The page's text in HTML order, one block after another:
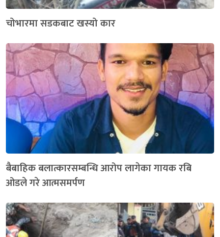
चोभारमा सडकबाट खस्यो कार
बैबाहिक बलात्कारसम्बन्धि आरोप लागेका गायक रबि
ओडले गरे आत्मसमर्पण